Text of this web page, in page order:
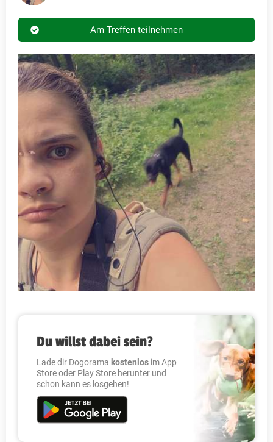
Am Treffen teilnehmen
Du willst dabei sein?
Lade dir Dogorama kostenlos im App
Store oder Play Store herunter und
schon kann es losgehen!